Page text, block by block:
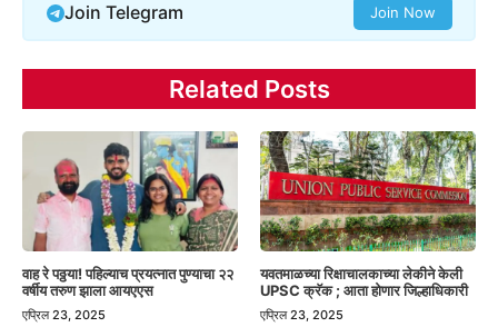
Join Telegram Join Now
Related Posts
वाह रे पठ्ठया! पहिल्याच प्रयत्नात पुण्याचा २२
वर्षीय तरुण झाला आयएएस
एप्रिल 23, 2025
यवतमाळच्या रिक्षाचालकाच्या लेकीने केली
UPSC क्रॅक ; आता होणार जिल्हाधिकारी
एप्रिल 23, 2025